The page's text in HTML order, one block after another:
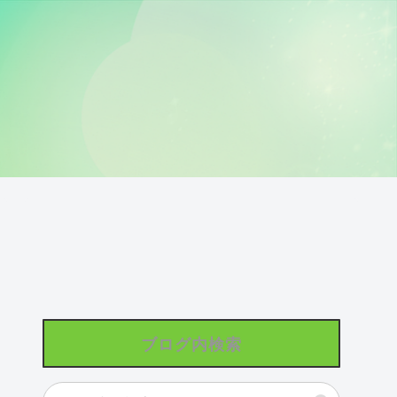
ブログ内検索